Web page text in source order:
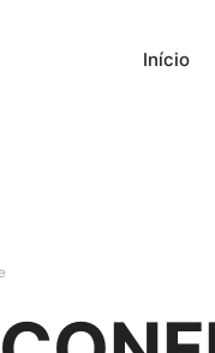
Início